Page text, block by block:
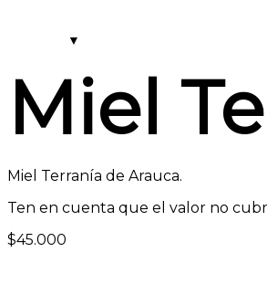
Miel
Miel Terranía de Arauca.
Ten en cuenta que el valor no
$45.000